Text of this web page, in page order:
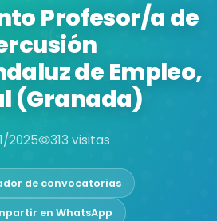
Profesor/a de
de Empleo,
(Granada)
2025 313 visitas
de convocatorias
en WhatsApp